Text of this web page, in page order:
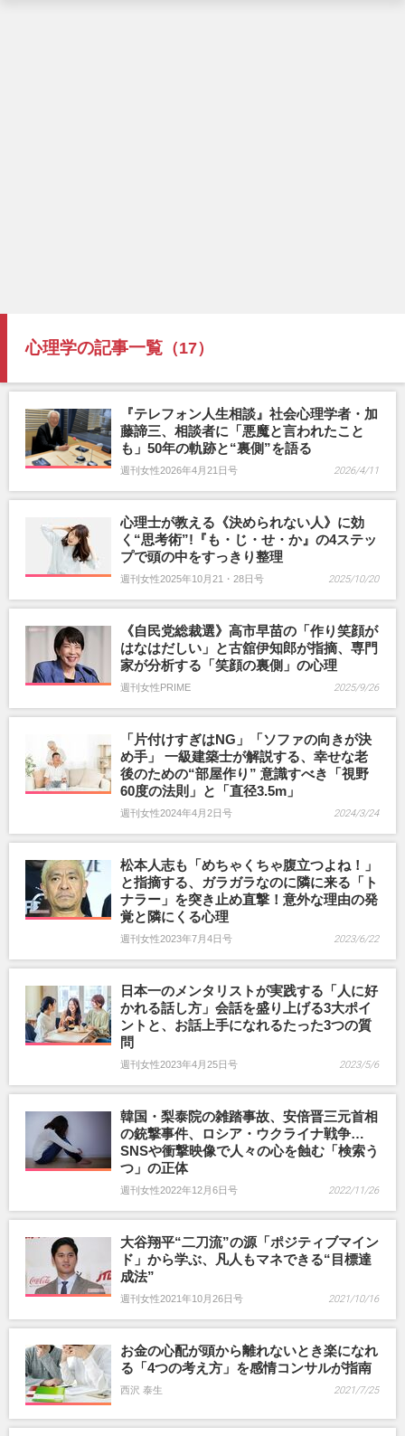
心理学の記事一覧 （17）
『テレフォン人生相談』社会心理学者・加
藤諦三、相談者に「悪魔と言われたこと
も」50年の軌跡と“裏側”を語る
週刊女性2026年4月21日号 2026/4/11
心理士が教える《決められない人》に効
く“思考術”!『も・じ・せ・か』の4ステッ
プで頭の中をすっきり整理
週刊女性2025年10月21・28日号 2025/10/20
《自民党総裁選》高市早苗の「作り笑顔が
はなはだしい」と古舘伊知郎が指摘、専門
家が分析する「笑顔の裏側」の心理
週刊女性PRIME 2025/9/26
「片付けすぎはNG」「ソファの向きが決
め手」 一級建築士が解説する、幸せな老
後のための“部屋作り” 意識すべき「視野
60度の法則」と「直径3.5m」
週刊女性2024年4月2日号 2024/3/24
松本人志も「めちゃくちゃ腹立つよね！」
と指摘する、ガラガラなのに隣に来る「ト
ナラー」を突き止め直撃！意外な理由の発
覚と隣にくる心理
週刊女性2023年7月4日号 2023/6/22
日本一のメンタリストが実践する「人に好
かれる話し方」会話を盛り上げる3大ポイ
ントと、お話上手になれるたった3つの質
問
週刊女性2023年4月25日号 2023/5/6
韓国・梨泰院の雑踏事故、安倍晋三元首相
の銃撃事件、ロシア・ウクライナ戦争…
SNSや衝撃映像で人々の心を蝕む「検索う
つ」の正体
週刊女性2022年12月6日号 2022/11/26
大谷翔平“二刀流”の源「ポジティブマイン
ド」から学ぶ、凡人もマネできる“目標達
成法”
週刊女性2021年10月26日号 2021/10/16
お金の心配が頭から離れないとき楽になれ
る「4つの考え方」を感情コンサルが指南
西沢 泰生 2021/7/25